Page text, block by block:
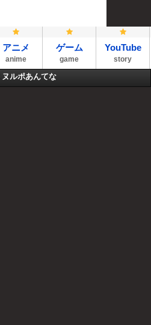
アニメ
anime
ゲーム
game
YouTube
story
ヌルポあんてな